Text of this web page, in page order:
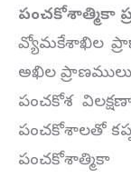
పంచకోశాత్మికా
వ్యోమకేశాఖిల
అఖిల
పంచకోశ
పంచకోశాలతో